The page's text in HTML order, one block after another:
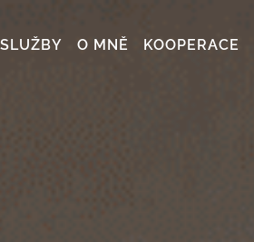
SLUŽBY O MNĚ KOOPERACE